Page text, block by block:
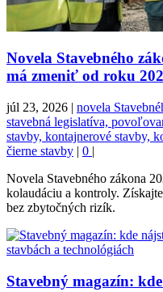
Novela Stavebného
má zmeniť od roku
júl 23, 2026 | novela
stavebná legislatíva,
stavby, kontajnerové stavby,
čierne stavby | 0 |
Novela Stavebného zákona
kolaudáciu a kontroly.
bez zbytočných rizík.
Stavebný magazín: